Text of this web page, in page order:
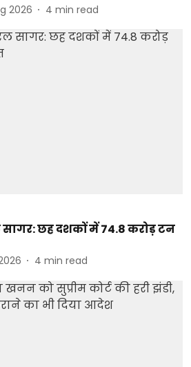
2026 4 min read
छह दशकों में 74.8 करोड़ टन
4 min read